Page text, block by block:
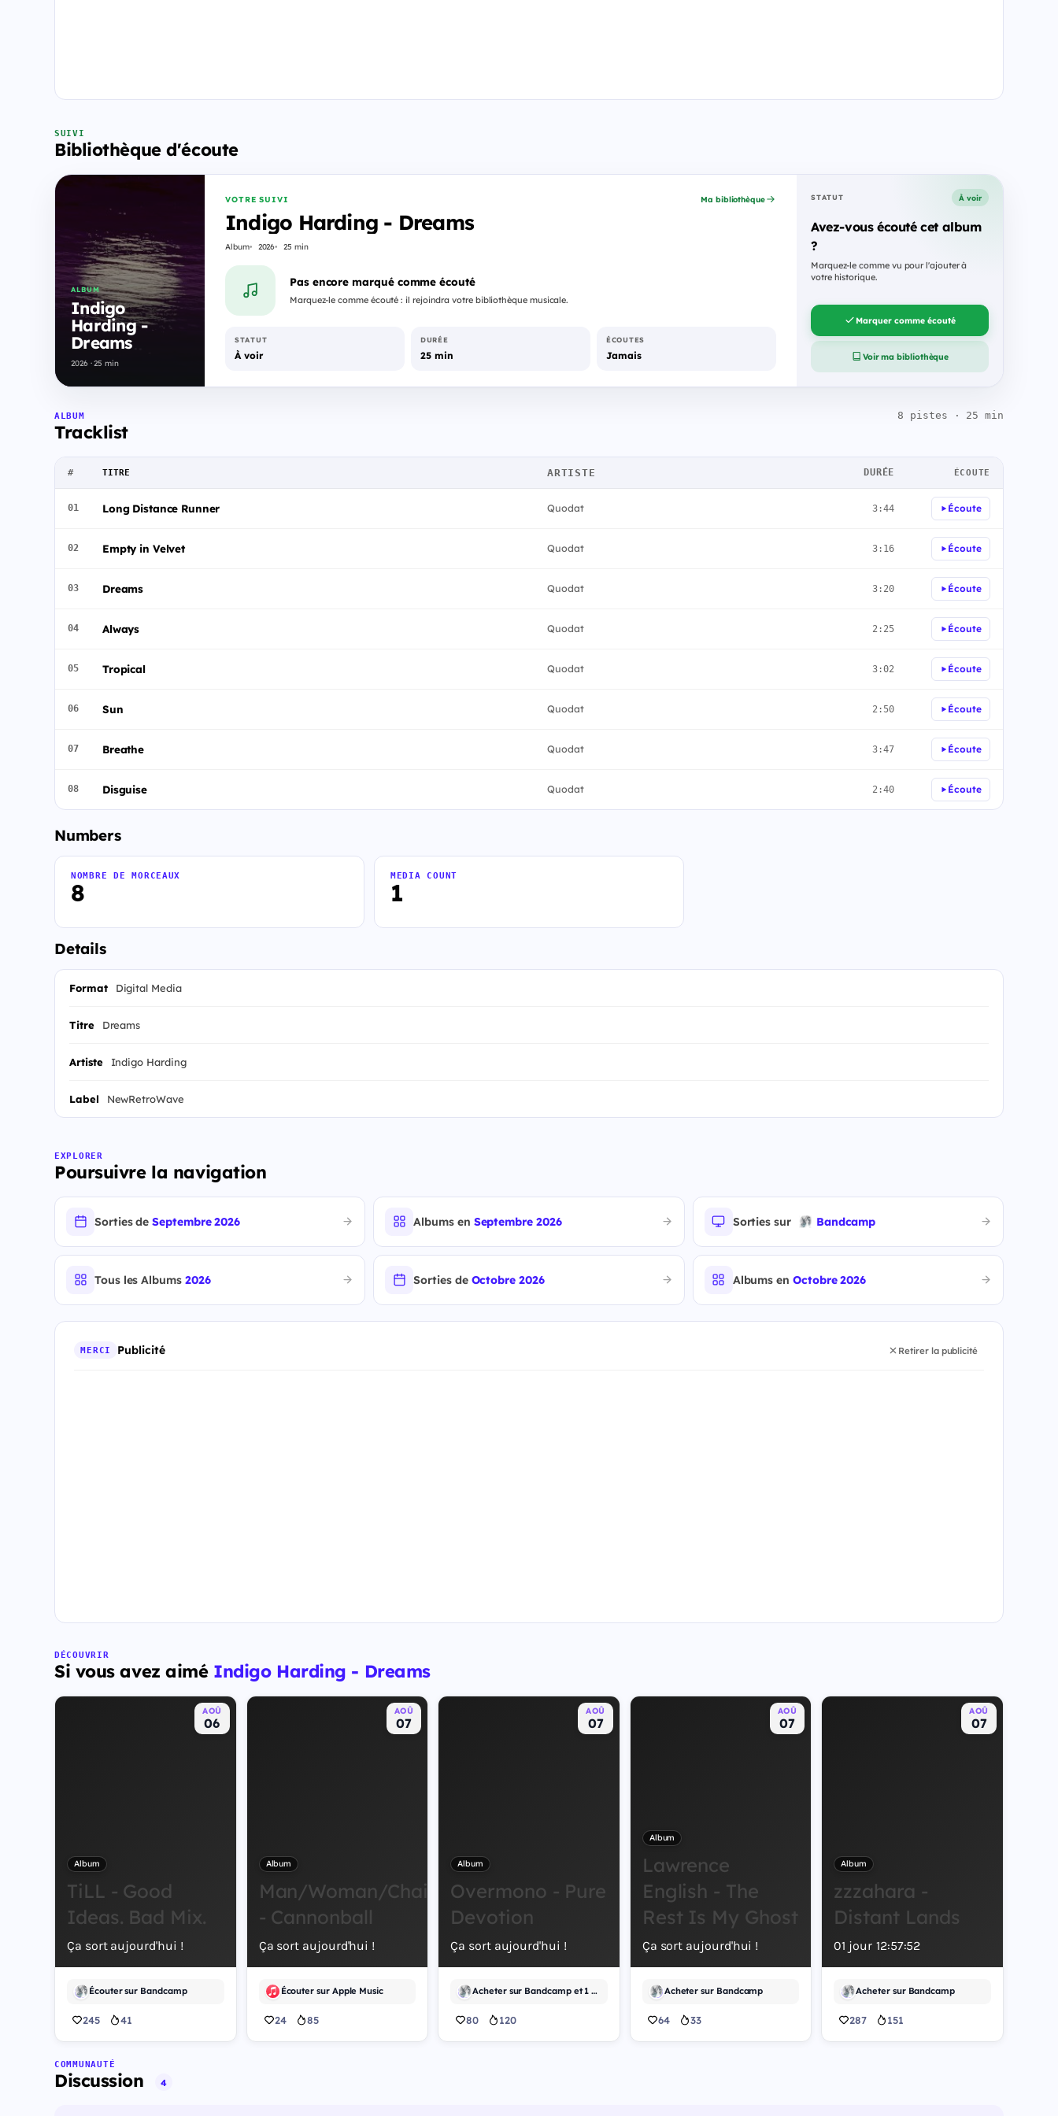
SUIVI
Bibliothèque d'écoute
ALBUM
Indigo
Harding -
Dreams
2026 · 25 min
VOTRE SUIVI
Indigo Harding - Dreams
Album 2026 25 min
Ma bibliothèque
Pas encore marqué comme écouté
Marquez-le comme écouté : il rejoindra votre bibliothèque musicale.
STATUT
À voir
DURÉE
25 min
ÉCOUTES
Jamais
STATUT À voir
Avez-vous écouté cet album
?
Marquez-le comme vu pour l'ajouter à
votre historique.
Marquer comme écouté
Voir ma bibliothèque
ALBUM
Tracklist
8 pistes · 25 min
# TITRE ARTISTE DURÉE ÉCOUTE
01 Long Distance Runner Quodat 3:44 Écoute
02 Empty in Velvet Quodat 3:16 Écoute
03 Dreams Quodat 3:20 Écoute
04 Always Quodat 2:25 Écoute
05 Tropical Quodat 3:02 Écoute
06 Sun Quodat 2:50 Écoute
07 Breathe Quodat 3:47 Écoute
08 Disguise Quodat 2:40 Écoute
Numbers
8
NOMBRE DE MORCEAUX
1
MEDIA COUNT
Details
Format Digital Media
Titre Dreams
Artiste Indigo Harding
Label NewRetroWave
EXPLORER
Poursuivre la navigation
Sorties deSeptembre 2026 Albums en Septembre 2026 Sorties sur Bandcamp
Tous les Albums 2026 Sorties de Octobre 2026 Albums en Octobre 2026
MERCI Publicité Retirer la publicité
DÉCOUVRIR
Si vous avez aimé Indigo Harding - Dreams
AOÛ
06
Album
TiLL - Good
Ideas. Bad Mix.
Ça sort aujourd'hui !
Écouter sur Bandcamp
245 41
AOÛ
07
Album
Man/Woman/Chainsaw
- Cannonball
Ça sort aujourd'hui !
Écouter sur Apple Music
24 85
AOÛ
07
Album
Overmono - Pure
Devotion
Ça sort aujourd'hui !
Acheter sur Bandcamp et 1 autre
80 120
AOÛ
07
Album
Lawrence
English - The
Rest Is My Ghost
Ça sort aujourd'hui !
Acheter sur Bandcamp
64 33
AOÛ
07
Album
zzzahara -
Distant Lands
01 jour 12:57:51
Acheter sur Bandcamp
287 151
COMMUNAUTÉ
Discussion 4